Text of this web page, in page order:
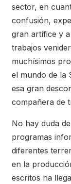
sector, en
confusión,
gran artífice y
trabajos
muchísimos
el mundo de la
esa gran
compañera de
No hay duda
programas
diferentes
en la
escritos ha